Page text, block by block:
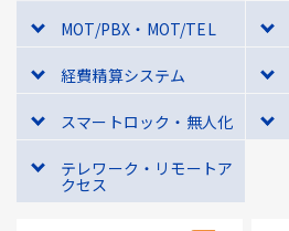
MOT/PBX・MOT/TEL
経費精算システム
スマートロック・無人化
テレワーク・リモートア
クセス